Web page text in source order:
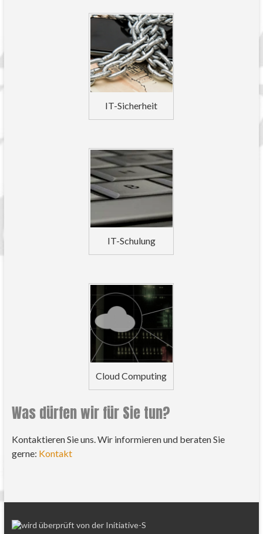
IT-Sicherheit
IT-Schulung
Cloud Computing
Was dürfen wir für Sie tun?
Kontaktieren Sie uns. Wir informieren und beraten Sie
gerne: Kontakt